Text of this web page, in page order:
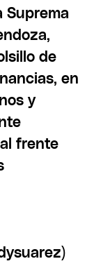
Suprema
de
en
y
frente